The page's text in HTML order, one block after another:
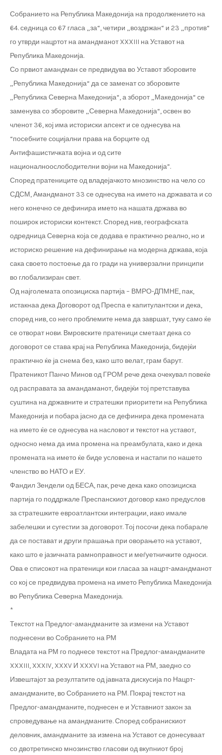
Собранието на Република Македонија на продолжението на
64. седница со 67 гласа „за“, четири „воздржан“ и 23 „против“
го утврди нацртот на амандманот XXXIII на Уставот на
Република Македонија.
Со првиот амандман се предвидува во Уставот зборовите
„Република Македонија“ да се заменат со зборовите
„Република Северна Македонија“, а зборот „Македонија“ се
заменува со зборовите „Северна Македонија“, освен во
членот 36, кој има историски апсект и се однесува на
“посебните социјални права на борците од
Антифашистичката војна и од сите
националноослободителни војни на Македонија”.
Според пратениците од владејачкото мнозинство на чело со
СДСМ, Амандманот 33 се однесува на името на државата и со
него конечно се дефинира името на нашата држава во
поширок историски контекст. Според нив, географската
одредница Северна која се додава е практично реално, но и
историско решение на дефинирање на модерна држава, која
сака своето постоење да го гради на универзални принципи
во глобализиран свет.
Од најголемата опозициска партија – ВМРО-ДПМНЕ, пак,
истакнаа дека Договорот од Преспа е капитулантски и дека,
според нив, со него проблемите нема да завршат, туку само ќе
се отворат нови. Вмровските пратеници сметаат дека со
договорот се става крај на Република Македонија, бидејќи
практично ќе ја снема без, како што велат, грам барут.
Пратеникот Панчо Минов од ГРОМ рече дека очекувал повеќе
од расправата за амандаманот, бидејќи тој претставува
суштина на државните и стратешки приоритети на Република
Македонија и побара јасно да се дефинира дека промената
на името ќе се однесува на насловот и текстот на уставот,
односно нема да има промена на преамбулата, како и дека
промената на името ќе биде условена и настапи по нашето
членство во НАТО и ЕУ.
Фандил Зендели од БЕСА, пак, рече дека како опозициска
партија го поддржале Преспанскиот договор како предуслов
за стратешките евроатлантски интеграции, иако имале
забелешки и сугестии за договорот. Тој посочи дека побарале
да се постават и други прашања при оворањето на уставот,
како што е јазичната рамноправност и меѓуетничките односи.
Ова е списокот на пратеници кои гласаа за нацрт-амандманот
со кој се предвидува промена на името Република Македонија
во Република Северна Македонија.
*
Текстот на Предлог-амандманите за измени на Уставот
поднесени во Собранието на РМ
Владата на РМ го поднесе текстот на Предлог-амандманите
XXXIII, XXXIV, XXXV И XXXVI на Уставот на РМ, заедно со
Извештајот за резултатите од јавната дискусија по Нацрт-
амандманите, во Собранието на РМ. Покрај текстот на
Предлог-амандманите, поднесен е и Уставниот закон за
спроведување на амандманите. Според собранискиот
деловник, амандманите за измена на Уставот се донесуваат
со двотретинско мнозинство гласови од вкупниот број